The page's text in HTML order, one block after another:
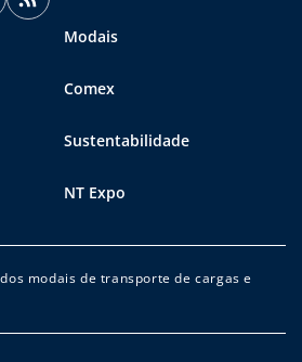
Modais
Comex
Sustentabilidade
NT Expo
modais de transporte de cargas e